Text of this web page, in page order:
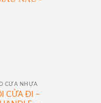
CỬA NHỰA
CỬA ĐI –